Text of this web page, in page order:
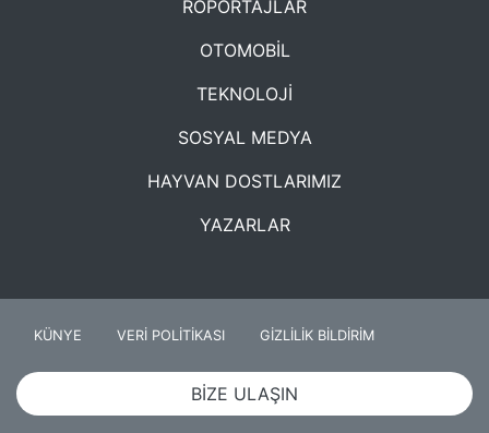
RÖPORTAJLAR
OTOMOBİL
TEKNOLOJİ
SOSYAL MEDYA
HAYVAN DOSTLARIMIZ
YAZARLAR
KÜNYE VERİ POLİTİKASI GİZLİLİK BİLDİRİM
BİZE ULAŞIN